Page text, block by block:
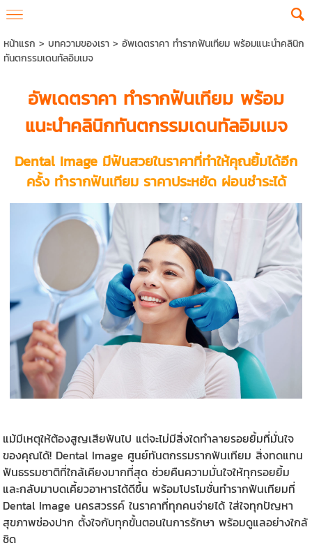
หน้าแรก > บทความของเรา> อัพเดตราคา ทำรากฟันเทียม พร้อมแนะนำคลินิก
ทันตกรรมเดนทัลอิมเมจ
อัพเดตราคา ทำรากฟันเทียม พร้อม
แนะนำคลินิกทันตกรรมเดนทัลอิมเมจ
Dental Image มีฟันสวยในราคาที่ทำให้คุณยิ้มได้อีก
ครั้ง ทำรากฟันเทียม ราคาประหยัด ผ่อนชำระได้
แม้มีเหตุให้ต้องสูญเสียฟันไป แต่จะไม่มีสิ่งใดทำลายรอยยิ้มที่มั่นใจ
ของคุณได้! Dental Image ศูนย์ทันตกรรมรากฟันเทียม สิ่งทดแทน
ฟันธรรมชาติที่ใกล้เคียงมากที่สุด ช่วยคืนความมั่นใจให้ทุกรอยยิ้ม
และกลับมาบดเคี้ยวอาหารได้ดีขึ้น พร้อมโปรโมชั่นทำรากฟันเทียมที่
Dental Image นครสวรรค์ ในราคาที่ทุกคนจ่ายได้ ใส่ใจทุกปัญหา
สุขภาพช่องปาก ตั้งใจกับทุกขั้นตอนในการรักษา พร้อมดูแลอย่างใกล้
ชิด